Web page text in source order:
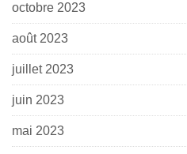
octobre 2023
août 2023
juillet 2023
juin 2023
mai 2023